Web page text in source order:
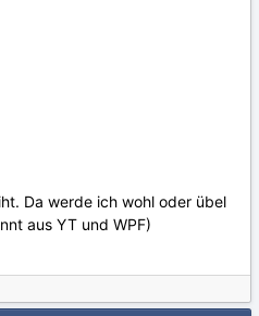
Da werde ich wohl oder übel
aus YT und WPF)